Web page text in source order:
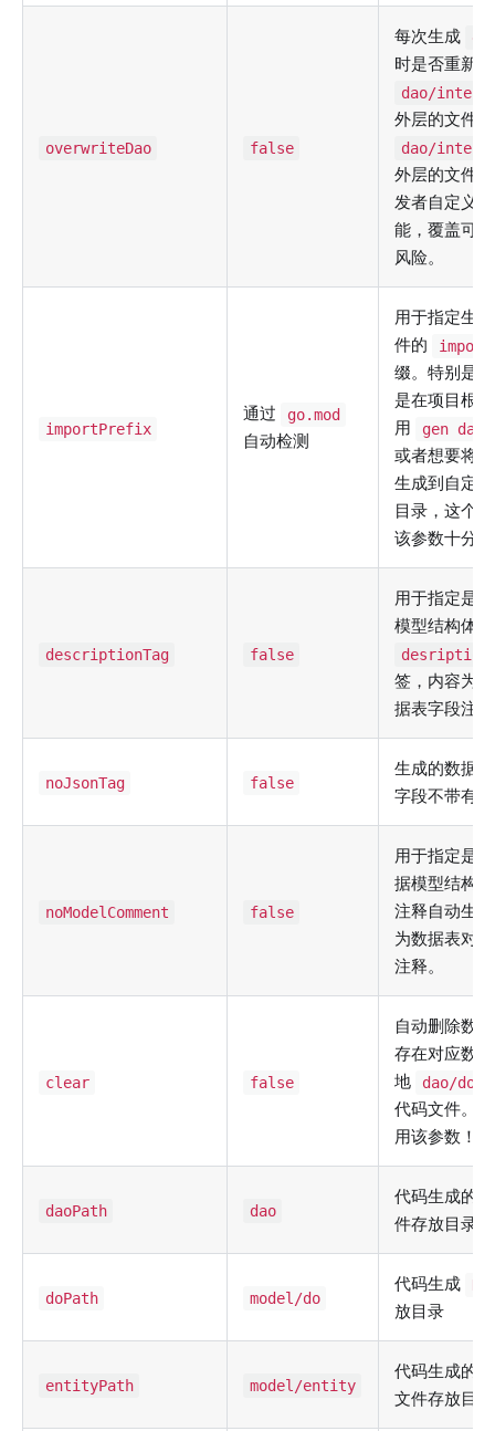
overwriteDao false
每次生成
时是否重新
dao/
外层的文件
dao/
外层的文件
发者自定义
能，覆盖可
风险。
importPrefix
通过 go.mod
自动检测
用于指定生
件的
import
缀。特别是
是在项目根
用
gen dao
或者想要将
生成到自定
目录，这个
该参数十分
descriptionTag false
用于指定是
模型结构体
desription
签，内容为
据表字段注
noJsonTag false
生成的数据
字段不带有
noModelComment false
用于指定是
据模型结构
注释自动生
为数据表对
注释。
clear false
自动删除数
存在对应数
地
dao/do/
代码文件。
用该参数！
daoPath dao
代码生成的
件存放目录
doPath model/do
代码生成
放目录
entityPath model/entity
代码生成的
文件存放目录